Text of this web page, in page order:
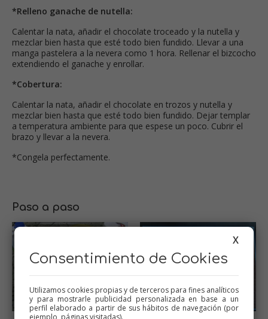
*Relleno ganache de nutella:
Calentar la nata, añadir el chocolate troceado y la nutella y
mezclar bien hasta que esté todo bien fundido. Llevar a una
manga pastelera a la nevera como 1 hora. Rellenar el bizcocho
extendiendo el ganache y enrollar.
*Cobertura:
Calentar la nata, añadir el chocolate en trozos y nutella y
mezclar bien hasta que esté todo bien fundido. Dejar templar
a temperatura ambiente para que espese un poco. Cubrir el
brazo y llevar a la nevera.
*Congela perfectamente.
Paso a paso
X
Consentimiento de Cookies
Utilizamos cookies propias y de terceros para fines analíticos
y para mostrarle publicidad personalizada en base a un
perfil elaborado a partir de sus hábitos de navegación (por
ejemplo, páginas visitadas).